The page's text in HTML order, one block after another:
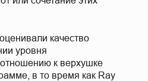
качество
уровня
к верхушке
в то время как Ray